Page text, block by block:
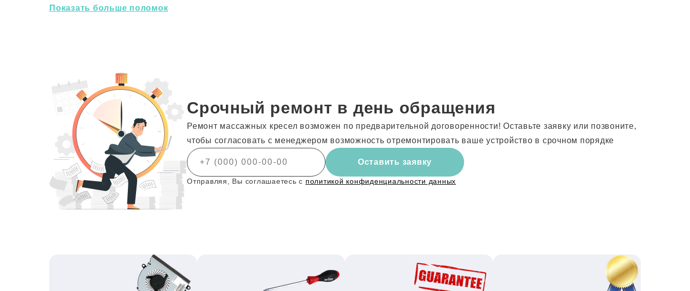
Показать больше поломок
Срочный ремонт в день обращения
Ремонт массажных кресел возможен по предварительной договоренности! Оставьте заявку или позвоните,
чтобы согласовать с менеджером возможность отремонтировать ваше устройство в срочном порядке
Оставить заявку
Отправляя, Вы соглашаетесь с политикой конфиденциальности данных